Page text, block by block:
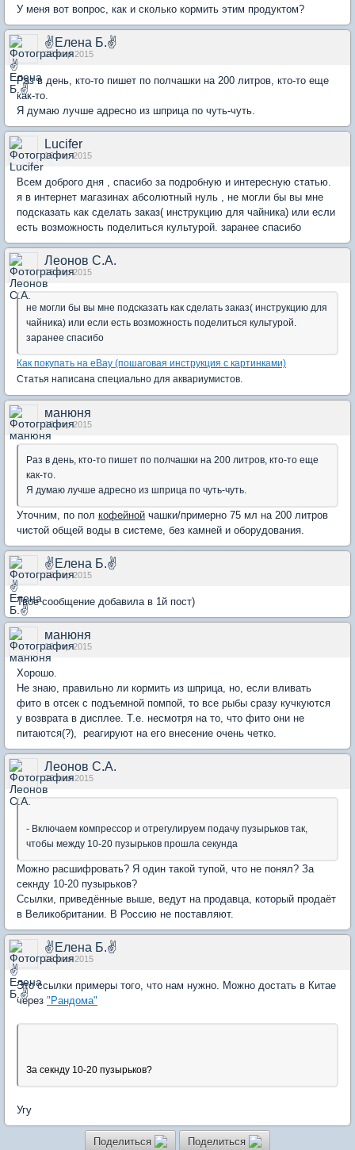
У меня вот вопрос, как и сколько кормить этим продуктом?
✌Елена Б.✌
28 мар 2015
Раз в день, кто-то пишет по полчашки на 200 литров, кто-то еще
как-то.
Я думаю лучше адресно из шприца по чуть-чуть.
Lucifer
16 апр 2015
Всем доброго дня , спасибо за подробную и интересную статью.
я в интернет магазинах абсолютный нуль , не могли бы вы мне
подсказать как сделать заказ( инструкцию для чайника) или если
есть возможность поделиться культурой. заранее спасибо
Леонов С.А.
16 апр 2015
не могли бы вы мне подсказать как сделать заказ( инструкцию для
чайника) или если есть возможность поделиться культурой.
заранее спасибо
Как покупать на eBay (пошаговая инструкция с картинками)
Статья написана специально для аквариумистов.
манюня
18 апр 2015
Раз в день, кто-то пишет по полчашки на 200 литров, кто-то еще
как-то.
Я думаю лучше адресно из шприца по чуть-чуть.
Уточним, по пол кофейной чашки/примерно 75 мл на 200 литров
чистой общей воды в системе, без камней и оборудования.
✌Елена Б.✌
18 апр 2015
Твое сообщение добавила в 1й пост)
манюня
18 апр 2015
Хорошо.
Не знаю, правильно ли кормить из шприца, но, если вливать
фито в отсек с подъемной помпой, то все рыбы сразу кучкуются
у возврата в дисплее. Т.е. несмотря на то, что фито они не
питаются(?), реагируют на его внесение очень четко.
Леонов С.А.
26 мая 2015
- Включаем компрессор и отрегулируем подачу пузырьков так,
чтобы между 10-20 пузырьков прошла секунда
Можно расшифровать? Я один такой тупой, что не понял? За
секнду 10-20 пузырьков?
Ссылки, приведённые выше, ведут на продавца, который продаёт
в Великобритании. В Россию не поставляют.
✌Елена Б.✌
26 мая 2015
Это ссылки примеры того, что нам нужно. Можно достать в Китае
через "Рандома"
За секнду 10-20 пузырьков?
Угу
Поделиться Поделиться